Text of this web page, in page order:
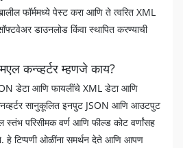
फॉर्ममध्ये पेस्ट करा आणि ते त्वरित XML
डाउनलोड किंवा स्थापित करण्याची
कन्व्हर्टर म्हणजे काय?
डेटा आणि फायलींचे XML डेटा आणि
सानुकूलित इनपुट JSON आणि आउटपुट
परिसीमक वर्ण आणि फील्ड कोट वर्णांसह
हे टिप्पणी ओळींना समर्थन देते आणि आपण